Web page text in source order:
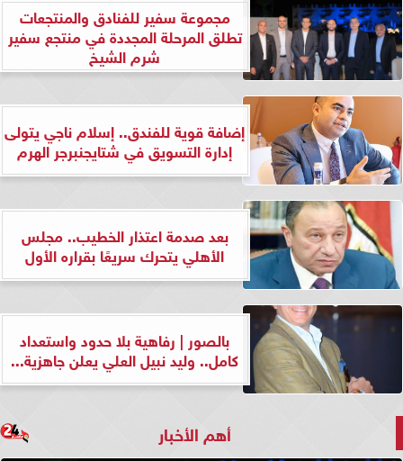
مجموعة سفير للفنادق والمنتجعات
تطلق المرحلة المجددة في منتجع سفير
شرم الشيخ
إضافة قوية للفندق.. إسلام ناجي يتولى
إدارة التسويق في شتايجنبرجر الهرم
بعد صدمة اعتذار الخطيب.. مجلس
الأهلي يتحرك سريعًا بقراره الأول
بالصور | رفاهية بلا حدود واستعداد
كامل.. وليد نبيل العلي يعلن جاهزية...
أهم الأخبار